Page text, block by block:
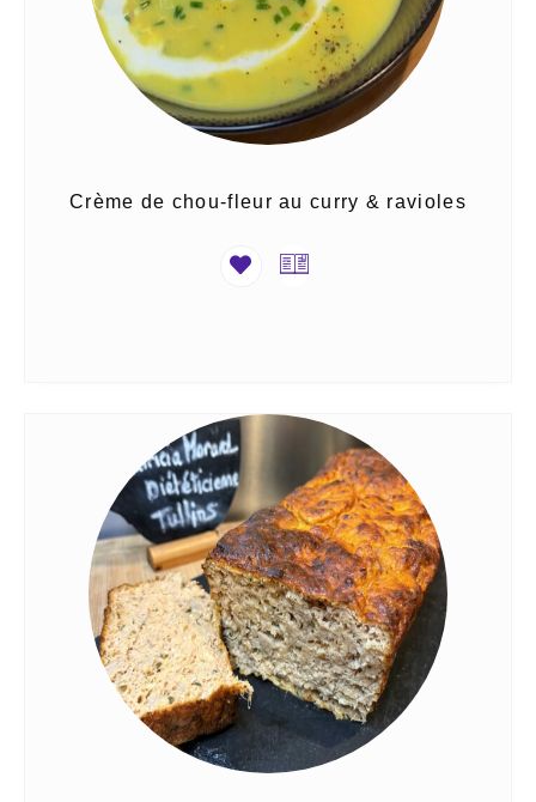
Crème de chou-fleur au curry & ravioles